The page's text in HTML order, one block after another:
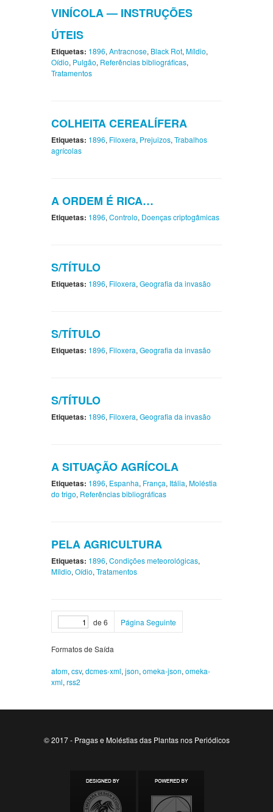
VINÍCOLA — INSTRUÇÕES
ÚTEIS
Etiquetas: 1896, Antracnose, Black Rot, Míldio,
Oídio, Pulgão, Referências bibliográficas,
Tratamentos
COLHEITA CEREALÍFERA
Etiquetas: 1896, Filoxera, Prejuizos, Trabalhos
agrícolas
A ORDEM É RICA…
Etiquetas: 1896, Controlo, Doenças criptogâmicas
S/TÍTULO
Etiquetas: 1896, Filoxera, Geografia da invasão
S/TÍTULO
Etiquetas: 1896, Filoxera, Geografia da invasão
S/TÍTULO
Etiquetas: 1896, Filoxera, Geografia da invasão
A SITUAÇÃO AGRÍCOLA
Etiquetas: 1896, Espanha, França, Itália, Moléstia
do trigo, Referências bibliográficas
PELA AGRICULTURA
Etiquetas: 1896, Condições meteorológicas,
Míldio, Oídio, Tratamentos
de 6 Página Seguinte
Formatos de Saída
atom, csv, dcmes-xml, json, omeka-json, omeka-
xml, rss2
© 2017 - Pragas e Moléstias das Plantas nos Periódicos